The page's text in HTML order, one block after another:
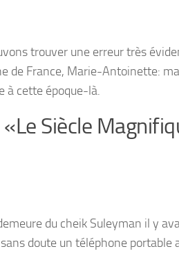
trouver une erreur très
de France, Marie-Antoinette:
à cette époque-là.
«Le Siècle
du cheik Suleyman il y
doute un téléphone portable